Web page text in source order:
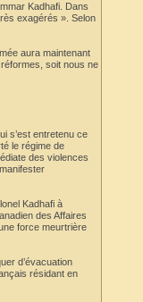
Kadhafi. Dans
exagérés ». Selon
aura maintenant
soit nous ne
s’est entretenu ce
le régime de
des violences
Kadhafi à
des Affaires
force meurtrière
d’évacuation
résidant en